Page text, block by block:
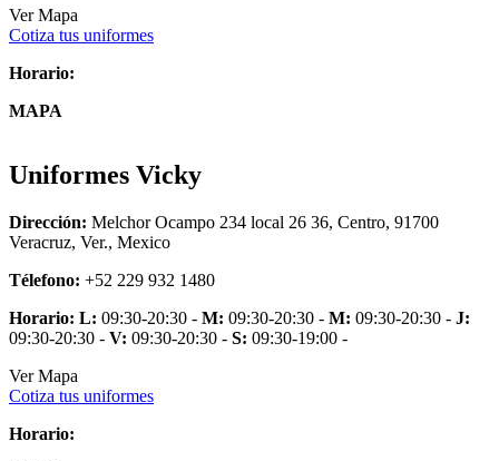
Ver Mapa
Cotiza tus uniformes
Horario:
MAPA
Uniformes Vicky
Dirección: Melchor Ocampo 234 local 26 36, Centro, 91700
Veracruz, Ver., Mexico
Télefono: +52 229 932 1480
Horario: L: 09:30-20:30 - M: 09:30-20:30 - M: 09:30-20:30 - J:
09:30-20:30 - V: 09:30-20:30 - S: 09:30-19:00 -
Ver Mapa
Cotiza tus uniformes
Horario: